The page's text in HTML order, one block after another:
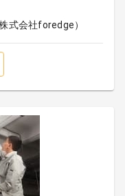
式会社foredge）